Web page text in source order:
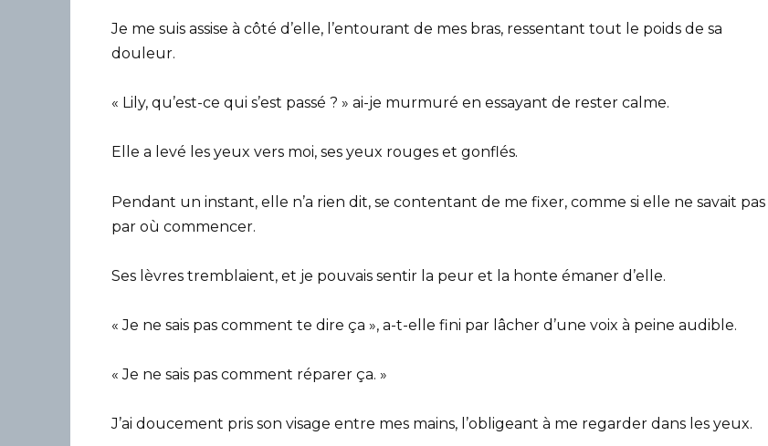
Je me suis assise à côté d’elle, l’entourant de mes bras, ressentant tout le poids de sa
douleur.
« Lily, qu’est-ce qui s’est passé ? » ai-je murmuré en essayant de rester calme.
Elle a levé les yeux vers moi, ses yeux rouges et gonflés.
Pendant un instant, elle n’a rien dit, se contentant de me fixer, comme si elle ne savait pas
par où commencer.
Ses lèvres tremblaient, et je pouvais sentir la peur et la honte émaner d’elle.
« Je ne sais pas comment te dire ça », a-t-elle fini par lâcher d’une voix à peine audible.
« Je ne sais pas comment réparer ça. »
J’ai doucement pris son visage entre mes mains, l’obligeant à me regarder dans les yeux.